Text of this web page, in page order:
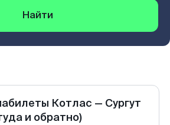
Найти
Котлас — Сургут
и обратно)